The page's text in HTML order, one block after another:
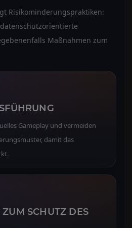
Risikominderungspraktiken:
Maßnahmen zum
Gameplay und vermeiden
damit das
SCHUTZ DES K